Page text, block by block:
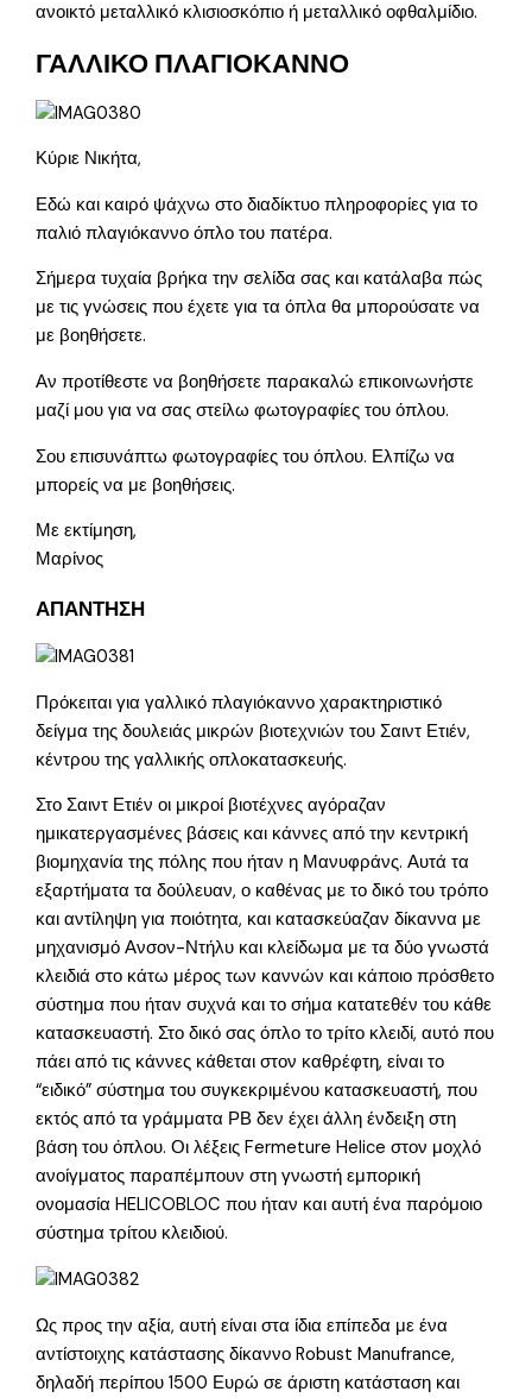
ανοικτό μεταλλικό κλισιοσκόπιο ή μεταλλικό οφθαλμίδιο.
ΓΑΛΛΙΚΟ ΠΛΑΓΙΟΚΑΝΝΟ
Κύριε Νικήτα,
Εδώ και καιρό ψάχνω στο διαδίκτυο πληροφορίες για το
παλιό πλαγιόκαννο όπλο του πατέρα.
Σήμερα τυχαία βρήκα την σελίδα σας και κατάλαβα πώς
με τις γνώσεις που έχετε για τα όπλα θα μπορούσατε να
με βοηθήσετε.
Αν προτίθεστε να βοηθήσετε παρακαλώ επικοινωνήστε
μαζί μου για να σας στείλω φωτογραφίες του όπλου.
Σου επισυνάπτω φωτογραφίες του όπλου. Ελπίζω να
μπορείς να με βοηθήσεις.
Με εκτίμηση,
Μαρίνος
ΑΠΑΝΤΗΣΗ
Πρόκειται για γαλλικό πλαγιόκαννο χαρακτηριστικό
δείγμα της δουλειάς μικρών βιοτεχνιών του Σαιντ Ετιέν,
κέντρου της γαλλικής οπλοκατασκευής.
Στο Σαιντ Ετιέν οι μικροί βιοτέχνες αγόραζαν
ημικατεργασμένες βάσεις και κάννες από την κεντρική
βιομηχανία της πόλης που ήταν η Μανυφράνς. Αυτά τα
εξαρτήματα τα δούλευαν, ο καθένας με το δικό του τρόπο
και αντίληψη για ποιότητα, και κατασκεύαζαν δίκαννα με
μηχανισμό Ανσον-Ντήλυ και κλείδωμα με τα δύο γνωστά
κλειδιά στο κάτω μέρος των καννών και κάποιο πρόσθετο
σύστημα που ήταν συχνά και το σήμα κατατεθέν του κάθε
κατασκευαστή. Στο δικό σας όπλο το τρίτο κλειδί, αυτό που
πάει από τις κάννες κάθεται στον καθρέφτη, είναι το
“ειδικό” σύστημα του συγκεκριμένου κατασκευαστή, που
εκτός από τα γράμματα ΡΒ δεν έχει άλλη ένδειξη στη
βάση του όπλου. Οι λέξεις Fermeture Helice στον μοχλό
ανοίγματος παραπέμπουν στη γνωστή εμπορική
ονομασία HELICOBLOC που ήταν και αυτή ένα παρόμοιο
σύστημα τρίτου κλειδιού.
Ως προς την αξία, αυτή είναι στα ίδια επίπεδα με ένα
αντίστοιχης κατάστασης δίκαννο Robust Manufrance,
δηλαδή περίπου 1500 Ευρώ σε άριστη κατάσταση και